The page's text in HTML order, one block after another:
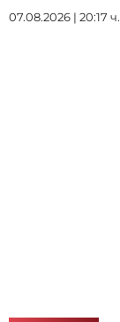
07.08.2026 | 20:17 ч.